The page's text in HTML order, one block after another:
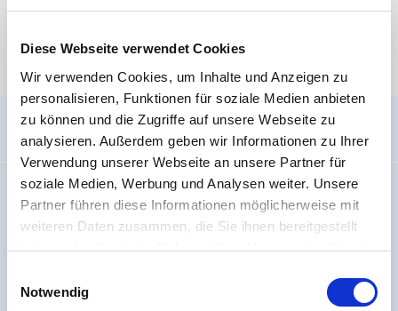
Diese Webseite verwendet Cookies
Wir verwenden Cookies, um Inhalte und Anzeigen zu
personalisieren, Funktionen für soziale Medien anbieten
zu können und die Zugriffe auf unsere Webseite zu
analysieren. Außerdem geben wir Informationen zu Ihrer
Verwendung unserer Webseite an unsere Partner für
soziale Medien, Werbung und Analysen weiter. Unsere
Partner führen diese Informationen möglicherweise mit
weiteren Daten zusammen, die Sie ihnen bereitgestellt
haben oder die sie im Rahmen Ihrer Nutzung der Dienste
Cookies, wenn Sie unsere Webseite weiterhin nutzen.
Notwendig
Medien
Es stehen aktuell keine Mediendateien zur Verfügung.
Allgemein
Impressum
Wir über uns
Batterieverordnung